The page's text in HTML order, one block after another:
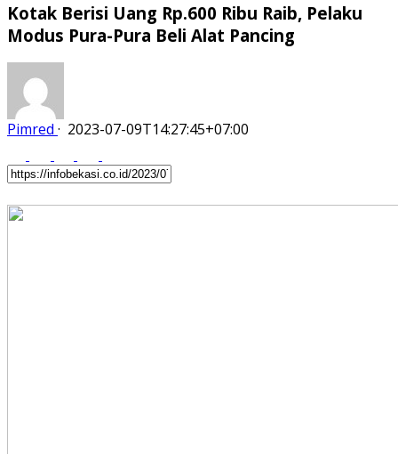
Kotak Berisi Uang Rp.600 Ribu Raib, Pelaku
Modus Pura-Pura Beli Alat Pancing
Pimred · 2023-07-09T14:27:45+07:00